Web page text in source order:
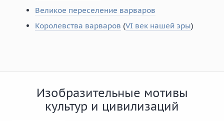
Великое переселение варваров
Королевства варваров (VI век нашей эры)
Изобразительные мотивы
культур и цивилизаций